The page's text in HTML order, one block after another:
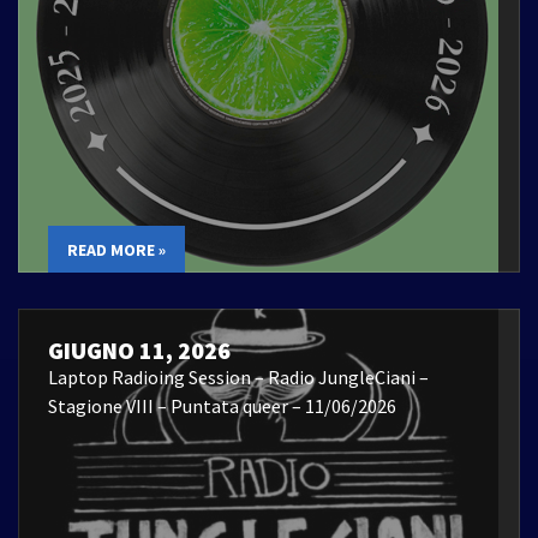
READ MORE »
GIUGNO 11, 2026
Laptop Radioing Session – Radio JungleCiani –
Stagione VIII – Puntata queer – 11/06/2026